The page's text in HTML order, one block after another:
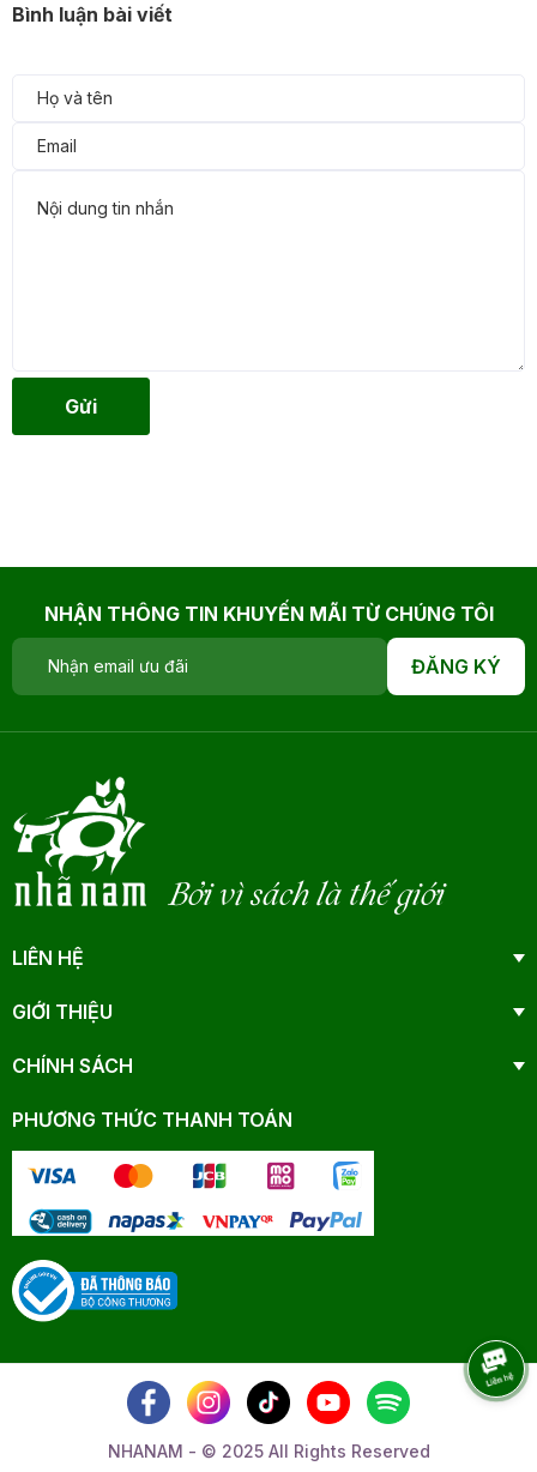
Bình luận bài viết
Gửi
NHẬN THÔNG TIN KHUYẾN MÃI TỪ CHÚNG TÔI
ĐĂNG KÝ
Bởi vì sách là thế giới
LIÊN HỆ
GIỚI THIỆU
CHÍNH SÁCH
PHƯƠNG THỨC THANH TOÁN
NHANAM - © 2025 All Rights Reserved